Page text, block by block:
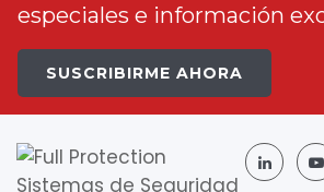
especiales e información
SUSCRIBIRME AHORA